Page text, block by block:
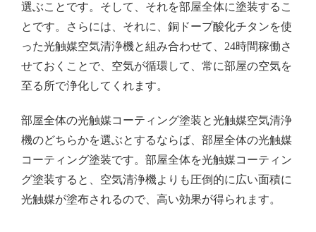
選ぶことです。そして、それを部屋全体に塗装するこ
とです。さらには、それに、銅ドープ酸化チタンを使
った光触媒空気清浄機と組み合わせて、24時間稼働さ
せておくことで、空気が循環して、常に部屋の空気を
至る所で浄化してくれます。
部屋全体の光触媒コーティング塗装と光触媒空気清浄
機のどちらかを選ぶとするならば、部屋全体の光触媒
コーティング塗装です。部屋全体を光触媒コーティン
グ塗装すると、空気清浄機よりも圧倒的に広い面積に
光触媒が塗布されるので、高い効果が得られます。